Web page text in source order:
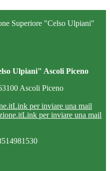
Superiore "Celso Ulpiani"
Ulpiani" Ascoli Piceno
Ascoli Piceno
Link per inviare una mail
Link per inviare una mail